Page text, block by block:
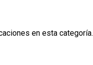
en esta categoría.